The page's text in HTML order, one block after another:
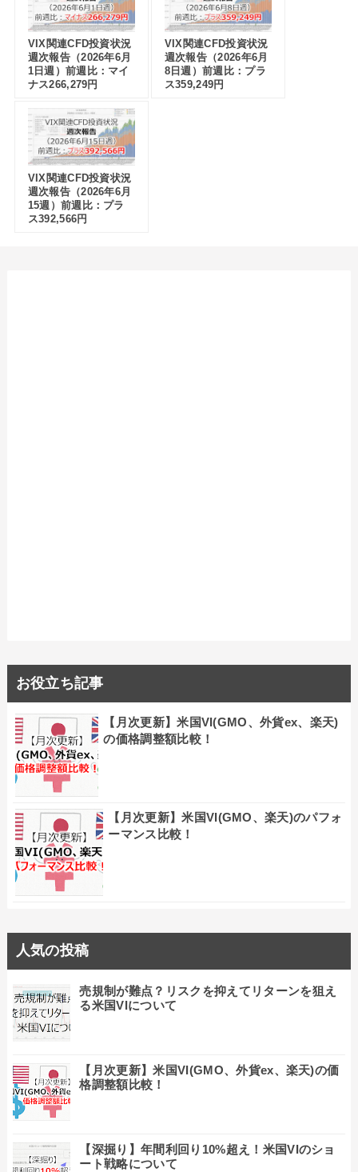
VIX関連CFD投資状況
週次報告（2026年6月
1日週）前週比：マイ
ナス266,279円
VIX関連CFD投資状況
週次報告（2026年6月
8日週）前週比：プラ
ス359,249円
VIX関連CFD投資状況
週次報告（2026年6月
15週）前週比：プラ
ス392,566円
お役立ち記事
【月次更新】米国VI(GMO、外貨ex、楽天)
の価格調整額比較！
【月次更新】米国VI(GMO、楽天)のパフォ
ーマンス比較！
人気の投稿
売規制が難点？リスクを抑えてリターンを狙え
る米国VIについて
【月次更新】米国VI(GMO、外貨ex、楽天)の価
格調整額比較！
【深掘り】年間利回り10%超え！米国VIのショ
ート戦略について